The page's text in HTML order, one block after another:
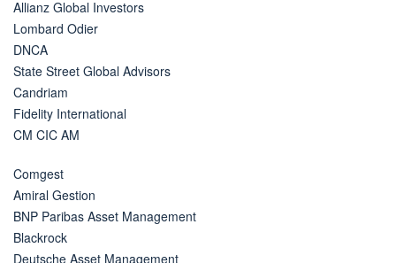
Allianz Global Investors
Lombard Odier
DNCA
State Street Global Advisors
Candriam
Fidelity International
CM CIC AM
Comgest
Amiral Gestion
BNP Paribas Asset Management
Blackrock
Deutsche Asset Management